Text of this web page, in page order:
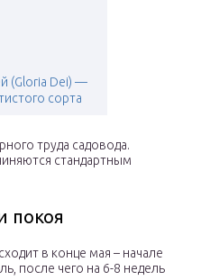
(Gloria Dei) —
сорта
труда садовода.
стандартным
покоя
в конце мая – начале
после чего на 6-8 недель